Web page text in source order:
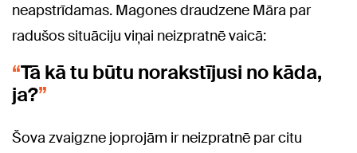
neapstrīdamas. Magones draudzene Māra par
radušos situāciju viņai neizpratnē vaicā:
Tā kā tu būtu norakstījusi no kāda,
ja?
Šova zvaigzne joprojām ir neizpratnē par citu